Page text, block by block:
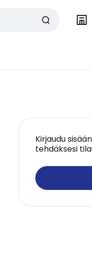
Kirjaudu
tehdäksesi